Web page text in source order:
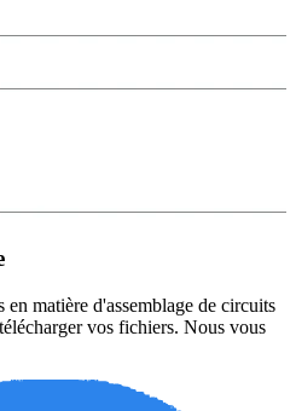
matière d'assemblage de circuits
vos fichiers. Nous vous